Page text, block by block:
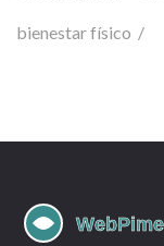
bienestar físico